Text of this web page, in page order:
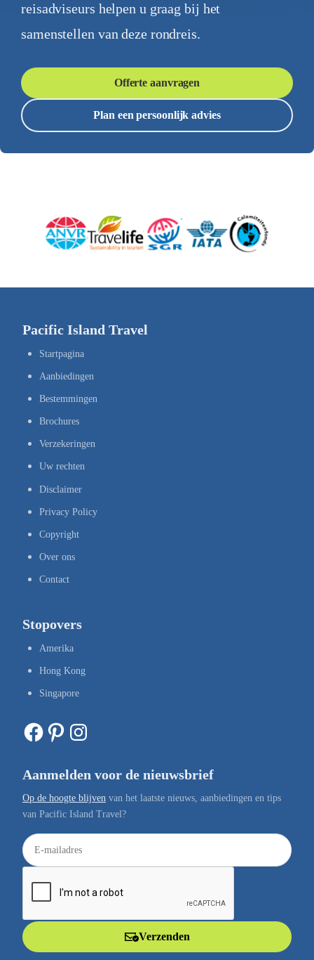
reisadviseurs helpen u graag bij het
samenstellen van deze rondreis.
Offerte aanvragen
Plan een persoonlijk advies
Pacific Island Travel
Startpagina
Aanbiedingen
Bestemmingen
Brochures
Verzekeringen
Uw rechten
Disclaimer
Privacy Policy
Copyright
Over ons
Contact
Stopovers
Amerika
Hong Kong
Singapore
Facebook Pinterest Instagram
Aanmelden voor de nieuwsbrief
Op de hoogte blijven van het laatste nieuws, aanbiedingen en tips
van Pacific Island Travel?
E
-
a
Verzenden